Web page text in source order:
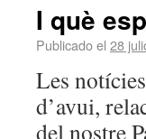
I què
Publicado el 28
Les
d’avui,
del nostre